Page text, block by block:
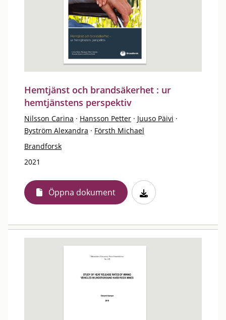
Hemtjänst och brandsäkerhet : ur
hemtjänstens perspektiv
Nilsson Carina · Hansson Petter · Juuso Päivi ·
Byström Alexandra · Försth Michael
Brandforsk
2021
Öppna dokument